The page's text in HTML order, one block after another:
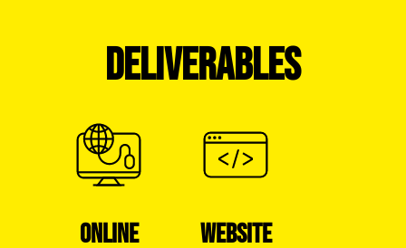
DELIVERABLES
ONLINE WEBSITE